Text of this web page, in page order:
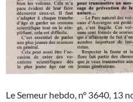
Le Semeur hebdo, n° 3640, 13